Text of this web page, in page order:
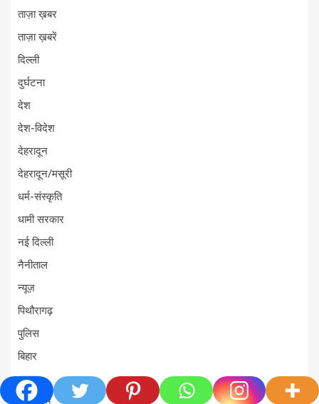
ताज़ा ख़बर
ताज़ा ख़बरें
दिल्ली
दुर्घटना
देश
देश-विदेश
देहरादून
देहरादून/मसूरी
धर्म-संस्कृति
धामी सरकार
नई दिल्ली
नैनीताल
न्यूज़
पिथौरागढ़
पुलिस
बिहार
भारत